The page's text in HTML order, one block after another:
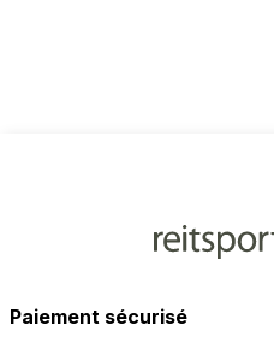
Paiement sécurisé